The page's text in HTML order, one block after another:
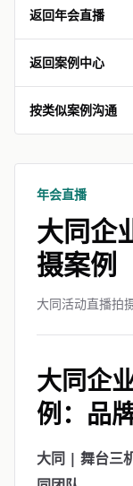
返回年会直播
返回案例中心
按类似案例沟通
年会直播
大同企
摄案例
大同活动直播拍
大同企
例：品
大同 | 舞台三